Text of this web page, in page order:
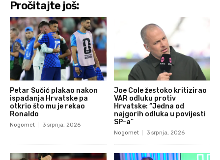
Pročitajte još:
Petar Sučić plakao nakon
ispadanja Hrvatske pa
otkrio što mu je rekao
Ronaldo
Nogomet 3 srpnja, 2026
Joe Cole žestoko kritizirao
VAR odluku protiv
Hrvatske: “Jedna od
najgorih odluka u povijesti
SP-a”
Nogomet 3 srpnja, 2026